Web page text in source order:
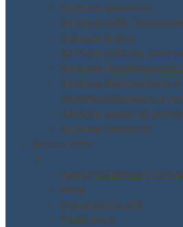
Settore generico
Settore edili /
Settore legno
Settore officine
Settore
Settore Ristorazione
somministrazione e
Settore saloni di
Settore trasporti
Blog e Info
▼
Approfondimenti in
Blog
Documenti utili
Fonti Blog